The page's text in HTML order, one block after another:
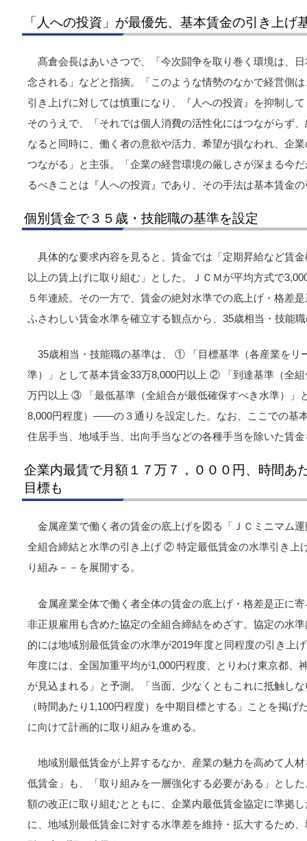
「人への投資」が最優先、基本賃金の引き上げ
髙倉会長はあいさつで、「今次闘争を取り巻く環境は、
念される」などと指摘。「このような情勢のなかで経営側
引き上げに対しては慎重になり、『人への投資』を抑制し
そのうえで、「それでは個人消費の活性化にはつながらず
なると同時に、働く者の意欲や活力、希望が損なわれ、企
つながる」と主張。「企業の経営環境の厳しさが深まる今
るべきことは『人への投資』であり、その手法は基本賃金
個別賃金で３５歳・技能職の基準を設定
具体的な要求内容を見ると、賃金では「定期昇給など賃
以上の賃上げに取り組む」とした。ＪＣＭが平均方式で
５年連続。その一方で、賃金の絶対水準での底上げ・格差
ふさわしい賃金水準を確立する観点から、35歳相当・技能
35歳相当・技能職の基準は、 ① 「目標基準（各産業をリ
準）」として基本賃金33万8,000円以上 ② 「到達基準（全
万円以上 ③ 「最低基準（全組合が最低確保すべき水準）」
8,000円程度）――の３通りを設定した。なお、ここでの基
住居手当、地域手当、出向手当などの各種手当を除いた賃
企業内最賃で月額１７万７，０００円、時間あ
目標も
金属産業で働く者の賃金の底上げを図る「ＪＣミニマム
全組合締結と水準の引き上げ ② 特定最低賃金の水準引き上
り組み－－を展開する。
金属産業全体で働く者全体の賃金の底上げ・格差是正に
非正規雇用も含めた協定の全組合締結をめざす。協定の水
的には地域別最低賃金の水準が2019年度と同程度の引き上
年度には、全国加重平均が1,000円程度、とりわけ東京都、
が見込まれる」と予測。「当面、少なくともこれに抵触し
（時間あたり1,100円程度）を中期目標とする」ことを掲
に向けて計画的に取り組みを進める。
地域別最低賃金が上昇するなか、産業の魅力を高めて人
低賃金」も、「取り組みを一層強化する必要がある」とし
額の改正に取り組むとともに、企業内最低賃金協定に準拠
に、地域別最低賃金に対する水準差を維持・拡大するため